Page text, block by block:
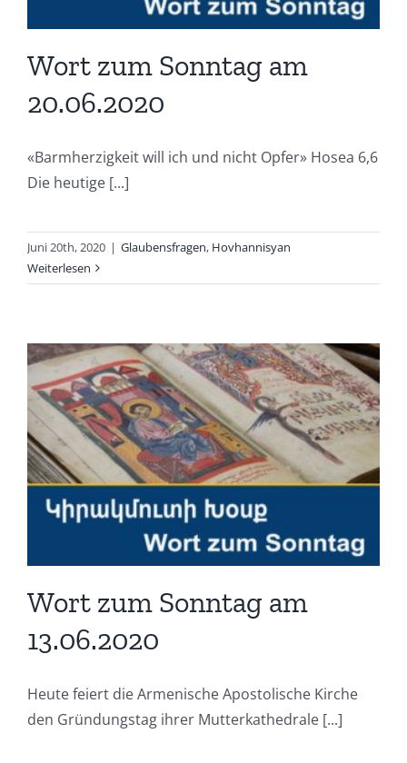
Wort zum Sonntag am
20.06.2020
«Barmherzigkeit will ich und nicht Opfer» Hosea 6,6
Die heutige [...]
Juni 20th, 2020 | Glaubensfragen, Hovhannisyan
Weiterlesen
Wort zum Sonntag am
13.06.2020
Heute feiert die Armenische Apostolische Kirche
den Gründungstag ihrer Mutterkathedrale [...]